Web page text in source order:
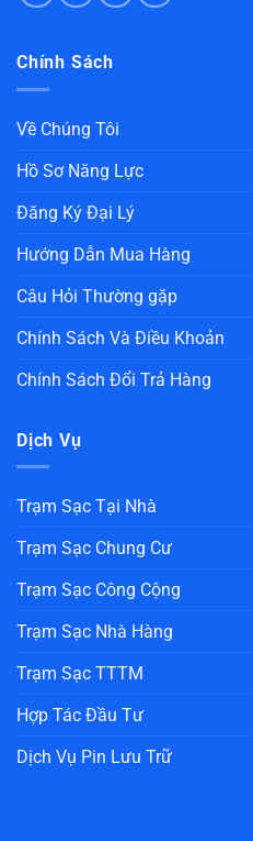
Chính Sách
Về Chúng Tôi
Hồ Sơ Năng Lực
Đăng Ký Đại Lý
Hướng Dẫn Mua Hàng
Câu Hỏi Thường gặp
Chính Sách Và Điều Khoản
Chính Sách Đổi Trả Hàng
Dịch Vụ
Trạm Sạc Tại Nhà
Trạm Sạc Chung Cư
Trạm Sạc Công Cộng
Trạm Sạc Nhà Hàng
Trạm Sạc TTTM
Hợp Tác Đầu Tư
Dịch Vụ Pin Lưu Trữ